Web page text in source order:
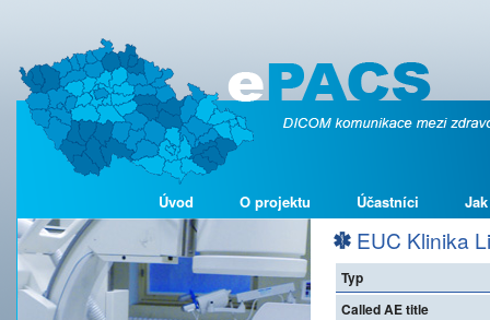
Úvod O projektu Účastníci
EUC Klinika
Typ
Called AE title